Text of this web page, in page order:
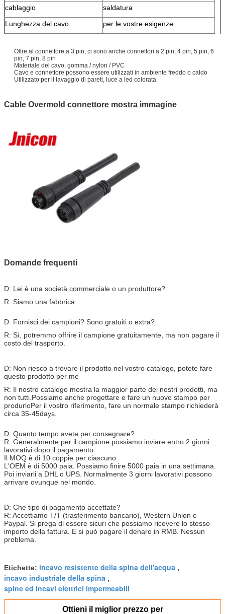
cablaggio
saldatura
Lunghezza del cavo
per le vostre esigenze
Oltre al connettore a 3 pin, ci sono anche connettori a 2 pin, 4 pin, 5 pin, 6
pin, 7 pin, 8 pin
Materiale del cavo: gomma / nylon / PVC
Cavo e connettore possono essere utilizzati in ambiente freddo o caldo
Utilizzato per il lavaggio di pareti, luce a led colorata.
Cable Overmold connettore mostra immagine
Domande frequenti
D: Lei è una società commerciale o un produttore?
R: Siamo una fabbrica.
D: Fornisci dei campioni? Sono gratuiti o extra?
R: Sì, potremmo offrire il campione gratuitamente, ma non pagare il
costo del trasporto.
D: Non riesco a trovare il prodotto nel vostro catalogo, potete fare
questo prodotto per me
R: Il nostro catalogo mostra la maggior parte dei nostri prodotti, ma
non tutti.Possiamo anche progettare e fare un nuovo stampo per
produrloPer il vostro riferimento, fare un normale stampo richiederà
circa 35-45days.
D: Quanto tempo avete per consegnare?
R: Generalmente per il campione possiamo inviare entro 2 giorni
lavorativi dopo il pagamento.
Il MOQ è di 10 coppie per ciascuno.
L'OEM è di 5000 paia. Possiamo finire 5000 paia in una settimana.
Poi inviarli a DHL o UPS. Normalmente 3 giorni lavorativi possono
arrivare ovunque nel mondo.
D: Che tipo di pagamento accettate?
R: Accettiamo T/T (trasferimento bancario), Western Union e
Paypal. Si prega di essere sicuri che possiamo ricevere lo stesso
importo della fattura. E si può pagare il denaro in RMB. Nessun
problema.
Etichette: incavo resistente della spina dell'acqua ,
incavo industriale della spina ,
spine ed incavi elettrici impermeabili
Ottieni il miglior prezzo per